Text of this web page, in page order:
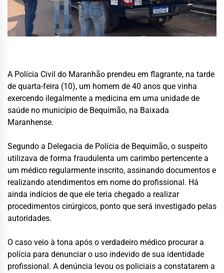
A Polícia Civil do Maranhão prendeu em flagrante, na tarde
de quarta-feira (10), um homem de 40 anos que vinha
exercendo ilegalmente a medicina em uma unidade de
saúde no município de Bequimão, na Baixada
Maranhense.
Segundo a Delegacia de Polícia de Bequimão, o suspeito
utilizava de forma fraudulenta um carimbo pertencente a
um médico regularmente inscrito, assinando documentos e
realizando atendimentos em nome do profissional. Há
ainda indícios de que ele teria chegado a realizar
procedimentos cirúrgicos, ponto que será investigado pelas
autoridades.
O caso veio à tona após o verdadeiro médico procurar a
polícia para denunciar o uso indevido de sua identidade
profissional. A denúncia levou os policiais a constatarem a